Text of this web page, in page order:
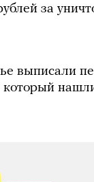
за
выписали
который